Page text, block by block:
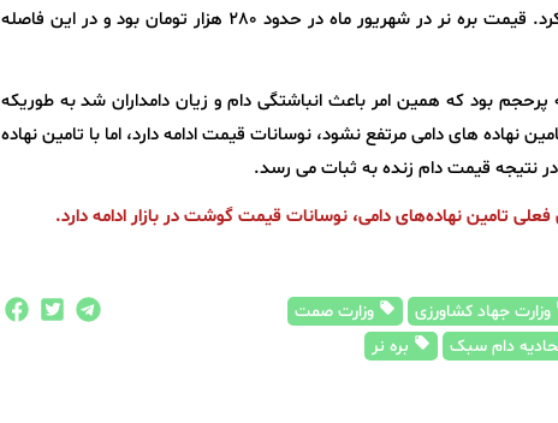
گوشت قطعه بندی تفاوت دارد و نمی‌توان رقمی اعلام کرد. قیمت بره نر در شهریور ماه در حدود 280 هزار تومان بود و در این فاصله
بود که همین امر باعث انباشتگی دام و زیان دامداران شد به طوریکه
نهاده های دامی مرتفع نشود، نوسانات قیمت ادامه دارد، اما با تامین نهاده
در نتیجه قیمت دام زنده به ثبات می رسد.
تامین نهاده‌های دامی، نوسانات قیمت گوشت در بازار ادامه دارد.
وزارت جهاد کشاورزی
وزارت صمت
دام سبک
بره نر